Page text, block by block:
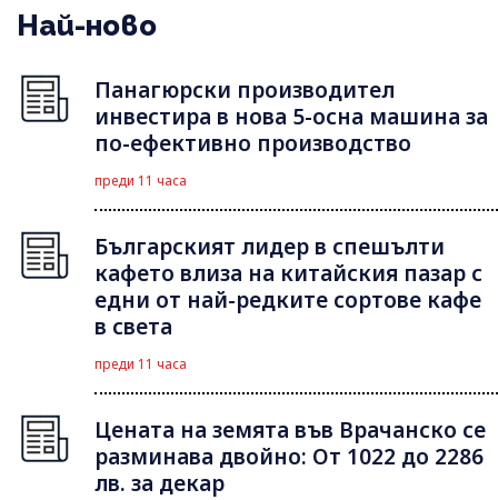
Най-ново
Панагюрски производител
инвестира в нова 5-осна машина за
по-ефективно производство
преди 11 часа
Българският лидер в спешълти
кафето влиза на китайския пазар с
едни от най-редките сортове кафе
в света
преди 11 часа
Цената на земята във Врачанско се
разминава двойно: От 1022 до 2286
лв. за декар